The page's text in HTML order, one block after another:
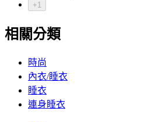
+1
相關分類
時尚
內衣/睡衣
睡衣
連身睡衣